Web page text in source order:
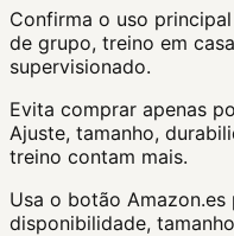
Confirma o uso
de grupo, treino em
supervisionado.
Evita comprar apenas
Ajuste, tamanho,
treino contam mais.
Usa o botão
disponibilidade,